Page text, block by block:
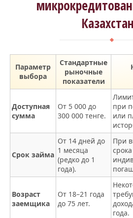
Параметр
выбора
Стандартные
рыночные
показатели
Доступная
сумма
От 5 000 до
300 000 тенге.
при
или
Срок займа
От 14 дней до
1 месяца
(редко до 1
года).
При
Возраст
заемщика
От 18–21 года
до 75 лет.
года.